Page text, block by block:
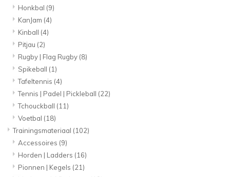
Honkbal (9)
KanJam (4)
Kinball (4)
Pitjau (2)
Rugby | Flag Rugby (8)
Spikeball (1)
Tafeltennis (4)
Tennis | Padel | Pickleball (22)
Tchouckball (11)
Voetbal (18)
Trainingsmateriaal (102)
Accessoires (9)
Horden | Ladders (16)
Pionnen | Kegels (21)